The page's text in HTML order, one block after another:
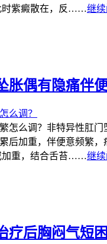
时紫癜散在，反……继
偶有隐痛伴
么调？非特异性肛
加重，伴便意频繁
加重，结合舌苔……继
后胸闷气短